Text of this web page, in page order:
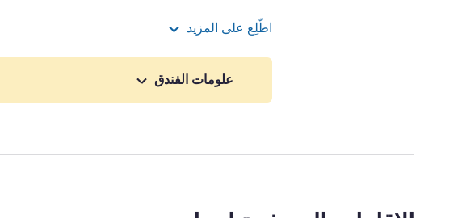
الترحيب الحار في هامبورغ معنا.
يُعد فندق نوفوتيل هامبورغ هافن سيتي نقطة انطلاق
اطّلِع على المزيد
علومات الفندق